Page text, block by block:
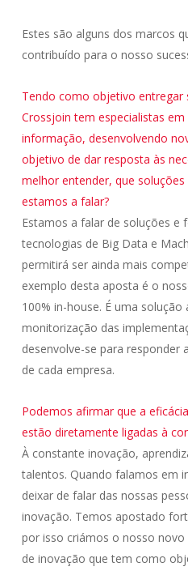
Estes são alguns dos marcos
contribuído para o nosso
Tendo como objetivo entregar
Crossjoin tem especialistas
informação, desenvolvendo
objetivo de dar resposta às
melhor entender, que
estamos a falar?
Estamos a falar de soluções e
tecnologias de Big Data e
permitirá ser ainda mais
exemplo desta aposta é o
100% in-house. É uma
monitorização das
desenvolve-se para responder
de cada empresa.
Podemos afirmar que a
estão diretamente ligadas à
À constante inovação,
talentos. Quando falamos em
deixar de falar das nossas
inovação. Temos apostado
por isso criámos o nosso
de inovação que tem como